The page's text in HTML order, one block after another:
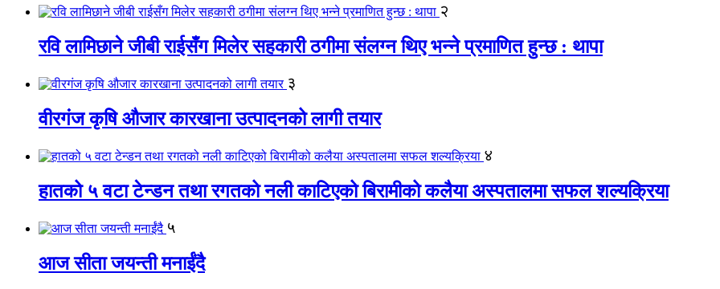
२
रवि लामिछाने जीबी राईसँग मिलेर सहकारी ठगीमा संलग्न थिए भन्ने प्रमाणित हुन्छ : थापा
३
वीरगंज कृषि औजार कारखाना उत्पादनको लागी तयार
४
हातको ५ वटा टेन्डन तथा रगतको नली काटिएको बिरामीको कलैया अस्पतालमा सफल शल्यक्रिया
५
आज सीता जयन्ती मनाईंदै